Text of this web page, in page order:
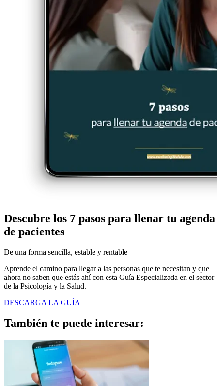
Descubre los 7 pasos para llenar tu agenda
de pacientes
De una forma sencilla, estable y rentable
Aprende el camino para llegar a las personas que te necesitan y que
ahora no saben que estás ahí con esta Guía Especializada en el sector
de la Psicología y la Salud.
DESCARGA LA GUÍA
También te puede interesar: